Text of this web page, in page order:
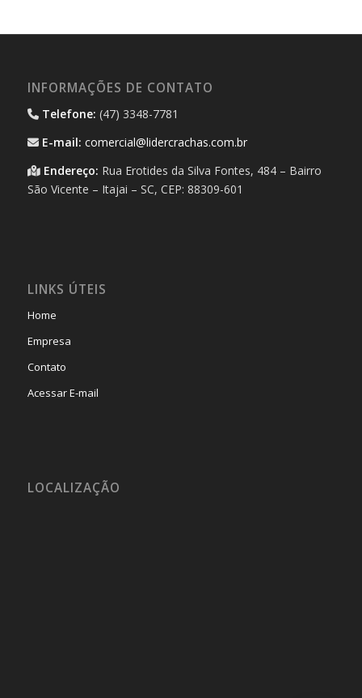
INFORMAÇÕES DE CONTATO
Telefone: (47) 3348-7781
E-mail: comercial@lidercrachas.com.br
Endereço: Rua Erotides da Silva Fontes, 484 – Bairro
São Vicente – Itajai – SC, CEP: 88309-601
LINKS ÚTEIS
Home
Empresa
Contato
Acessar E-mail
LOCALIZAÇÃO